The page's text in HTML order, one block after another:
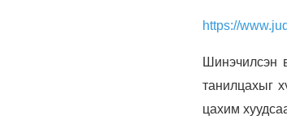
https://
Шинэчилсэн
танилцахыг
цахим